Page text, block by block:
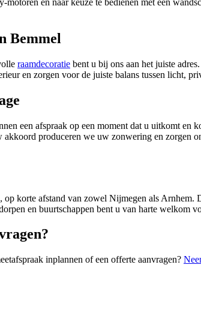
en naar keuze te bedienen met een
Bemmel
raamdecoratie bent u bij ons aan het juiste
en zorgen voor de juiste balans tussen licht,
een afspraak op een moment dat u uitkomt
produceren we uw zonwering en zorgen
korte afstand van zowel Nijmegen als
en buurtschappen bent u van harte welkom
inplannen of een offerte aanvragen?